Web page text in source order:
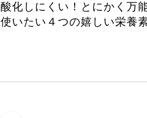
酸化しにくい！とにかく万
使いたい４つの嬉しい栄養